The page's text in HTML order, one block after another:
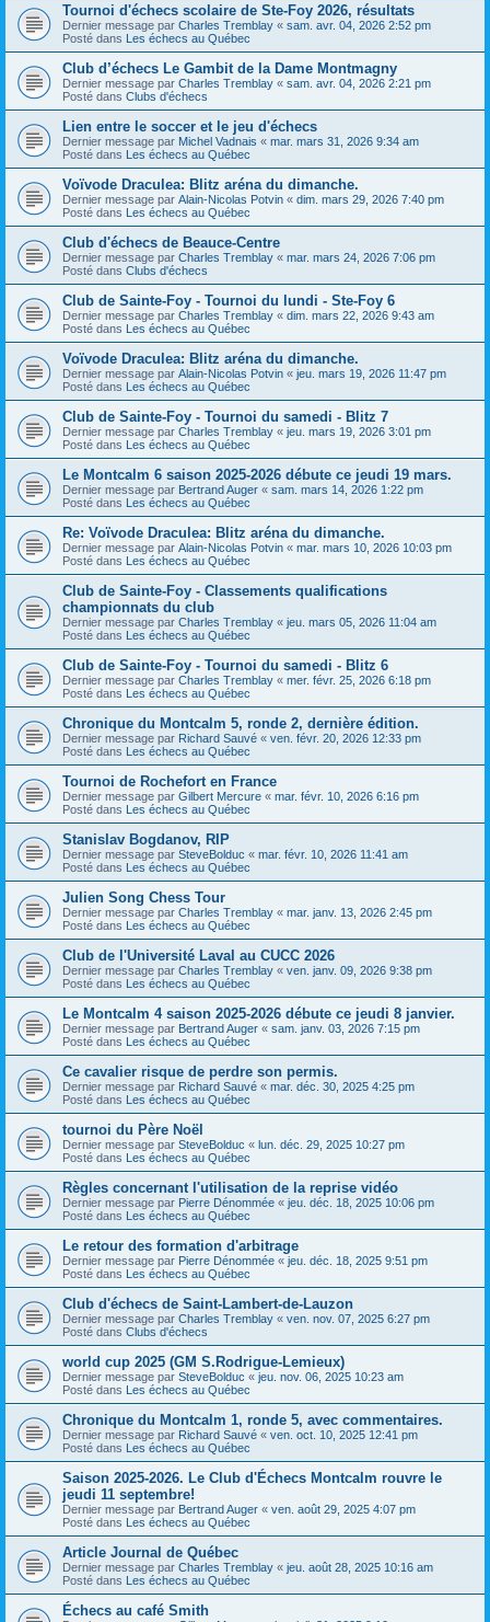
Tournoi d'échecs scolaire de Ste-Foy 2026, résultats
Dernier message par Charles Tremblay « sam. avr. 04, 2026 2:52 pm
Posté dans Les échecs au Québec
Club d’échecs Le Gambit de la Dame Montmagny
Dernier message par Charles Tremblay « sam. avr. 04, 2026 2:21 pm
Posté dans Clubs d'échecs
Lien entre le soccer et le jeu d'échecs
Dernier message par Michel Vadnais « mar. mars 31, 2026 9:34 am
Posté dans Les échecs au Québec
Voïvode Draculea: Blitz aréna du dimanche.
Dernier message par Alain-Nicolas Potvin « dim. mars 29, 2026 7:40 pm
Posté dans Les échecs au Québec
Club d'échecs de Beauce-Centre
Dernier message par Charles Tremblay « mar. mars 24, 2026 7:06 pm
Posté dans Clubs d'échecs
Club de Sainte-Foy - Tournoi du lundi - Ste-Foy 6
Dernier message par Charles Tremblay « dim. mars 22, 2026 9:43 am
Posté dans Les échecs au Québec
Voïvode Draculea: Blitz aréna du dimanche.
Dernier message par Alain-Nicolas Potvin « jeu. mars 19, 2026 11:47 pm
Posté dans Les échecs au Québec
Club de Sainte-Foy - Tournoi du samedi - Blitz 7
Dernier message par Charles Tremblay « jeu. mars 19, 2026 3:01 pm
Posté dans Les échecs au Québec
Le Montcalm 6 saison 2025-2026 débute ce jeudi 19 mars.
Dernier message par Bertrand Auger « sam. mars 14, 2026 1:22 pm
Posté dans Les échecs au Québec
Re: Voïvode Draculea: Blitz aréna du dimanche.
Dernier message par Alain-Nicolas Potvin « mar. mars 10, 2026 10:03 pm
Posté dans Les échecs au Québec
Club de Sainte-Foy - Classements qualifications
championnats du club
Dernier message par Charles Tremblay « jeu. mars 05, 2026 11:04 am
Posté dans Les échecs au Québec
Club de Sainte-Foy - Tournoi du samedi - Blitz 6
Dernier message par Charles Tremblay « mer. févr. 25, 2026 6:18 pm
Posté dans Les échecs au Québec
Chronique du Montcalm 5, ronde 2, dernière édition.
Dernier message par Richard Sauvé « ven. févr. 20, 2026 12:33 pm
Posté dans Les échecs au Québec
Tournoi de Rochefort en France
Dernier message par Gilbert Mercure « mar. févr. 10, 2026 6:16 pm
Posté dans Les échecs au Québec
Stanislav Bogdanov, RIP
Dernier message par SteveBolduc « mar. févr. 10, 2026 11:41 am
Posté dans Les échecs au Québec
Julien Song Chess Tour
Dernier message par Charles Tremblay « mar. janv. 13, 2026 2:45 pm
Posté dans Les échecs au Québec
Club de l'Université Laval au CUCC 2026
Dernier message par Charles Tremblay « ven. janv. 09, 2026 9:38 pm
Posté dans Les échecs au Québec
Le Montcalm 4 saison 2025-2026 débute ce jeudi 8 janvier.
Dernier message par Bertrand Auger « sam. janv. 03, 2026 7:15 pm
Posté dans Les échecs au Québec
Ce cavalier risque de perdre son permis.
Dernier message par Richard Sauvé « mar. déc. 30, 2025 4:25 pm
Posté dans Les échecs au Québec
tournoi du Père Noël
Dernier message par SteveBolduc « lun. déc. 29, 2025 10:27 pm
Posté dans Les échecs au Québec
Règles concernant l'utilisation de la reprise vidéo
Dernier message par Pierre Dénommée « jeu. déc. 18, 2025 10:06 pm
Posté dans Les échecs au Québec
Le retour des formation d'arbitrage
Dernier message par Pierre Dénommée « jeu. déc. 18, 2025 9:51 pm
Posté dans Les échecs au Québec
Club d'échecs de Saint-Lambert-de-Lauzon
Dernier message par Charles Tremblay « ven. nov. 07, 2025 6:27 pm
Posté dans Clubs d'échecs
world cup 2025 (GM S.Rodrigue-Lemieux)
Dernier message par SteveBolduc « jeu. nov. 06, 2025 10:23 am
Posté dans Les échecs au Québec
Chronique du Montcalm 1, ronde 5, avec commentaires.
Dernier message par Richard Sauvé « ven. oct. 10, 2025 12:41 pm
Posté dans Les échecs au Québec
Saison 2025-2026. Le Club d'Échecs Montcalm rouvre le
jeudi 11 septembre!
Dernier message par Bertrand Auger « ven. août 29, 2025 4:07 pm
Posté dans Les échecs au Québec
Article Journal de Québec
Dernier message par Charles Tremblay « jeu. août 28, 2025 10:16 am
Posté dans Les échecs au Québec
Échecs au café Smith